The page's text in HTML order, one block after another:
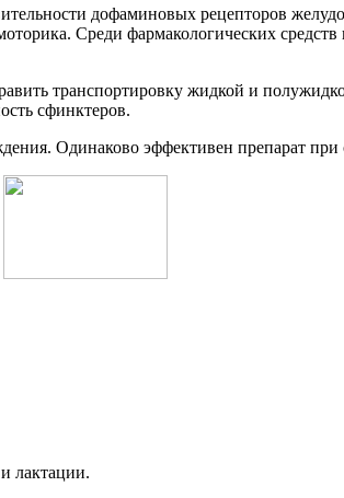
дофаминовых рецепторов
Среди фармакологических
транспортировку жидкой и
сфинктеров.
Одинаково эффективен препарат
лактации.